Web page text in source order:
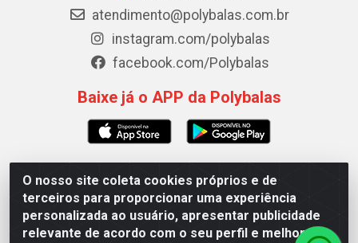
O nosso site coleta cookies próprios e de
terceiros para proporcionar uma experiência
personalizada ao usuário, apresentar publicidade
relevante de acordo com o seu perfil e melhorar a
atendimento@polybalas.com.br
instagram.com/polybalas
facebook.com/Polybalas
Baixe já o APP da Polybalas
Polybalas - Rua João Miguel de Souza, 173 Galpão B -
Ernesto Geisel, João Pessoa/PB - CEP 58.075-075 - CNPJ
00.909.327/0002-61